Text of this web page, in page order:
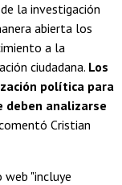
la investigación
abierta los
a la
ciudadana. Los
política para
deben analizarse
Cristian
"incluye